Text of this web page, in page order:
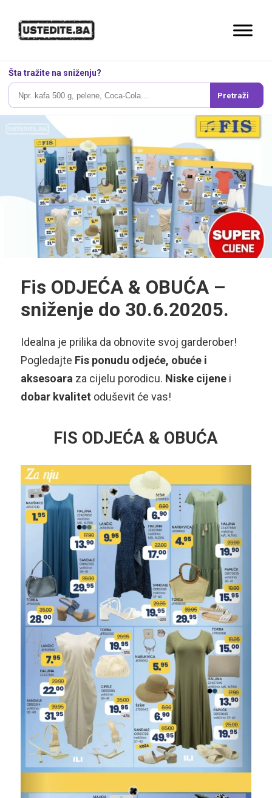
Šta tražite na sniženju?
Pretraži
Fis ODJEĆA & OBUĆA –
sniženje do 30.6.20205.
Idealna je prilika da obnovite svoj garderober!
Pogledajte Fis ponudu odjeće, obuće i
aksesoara za cijelu porodicu. Niske cijene i
dobar kvalitet oduševit će vas!
FIS ODJEĆA & OBUĆA